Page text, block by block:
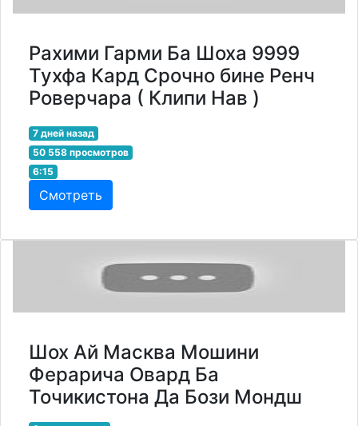
Рахими Гарми Ба Шоха 9999
Тухфа Кард Срочно бине Ренч
Роверчара ( Клипи Нав )
7 дней назад
50 558 просмотров
6:15
Смотреть
Шох Ай Масква Мошини
Ферарича Овард Ба
Точикистона Да Бози Мондш